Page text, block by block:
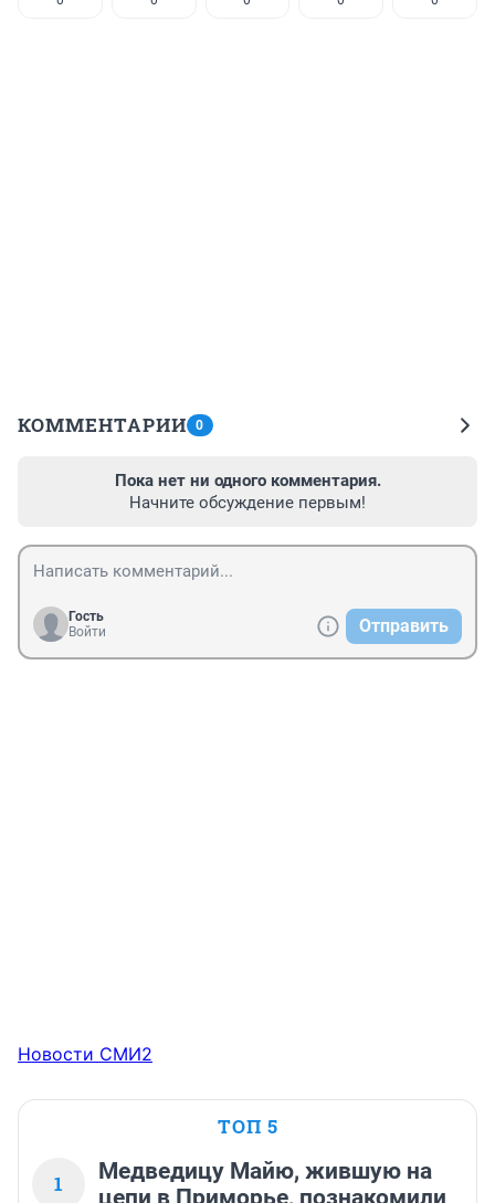
КОММЕНТАРИИ 0
Пока нет ни одного комментария.
Начните обсуждение первым!
Гость
Войти
Отправить
Новости СМИ2
ТОП 5
1
Медведицу Майю, жившую на